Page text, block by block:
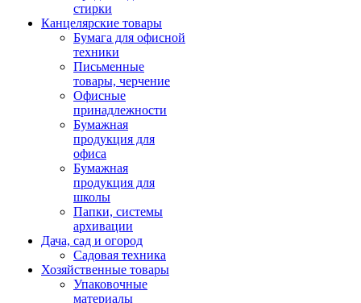
стирки
Канцелярские товары
Бумага для офисной
техники
Письменные
товары, черчение
Офисные
принадлежности
Бумажная
продукция для
офиса
Бумажная
продукция для
школы
Папки, системы
архивации
Дача, сад и огород
Садовая техника
Хозяйственные товары
Упаковочные
материалы